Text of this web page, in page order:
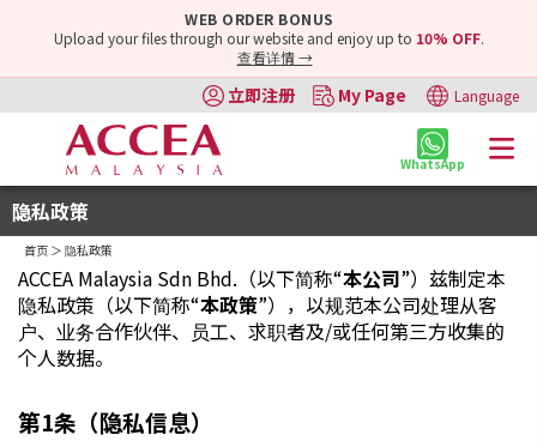
WEB ORDER BONUS
Upload your files through our website and enjoy up to 10% OFF.
查看详情 →
立即注册 My Page Language
WhatsApp
隐私政策
首页 ＞ 隐私政策
ACCEA Malaysia Sdn Bhd.（以下简称“本公司”）兹制定本
隐私政策（以下简称“本政策”），以规范本公司处理从客
户、业务合作伙伴、员工、求职者及/或任何第三方收集的
个人数据。
第1条（隐私信息）